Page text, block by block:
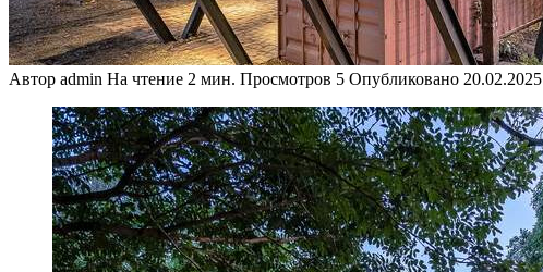
Автор admin На чтение 2 мин. Просмотров 5 Опубликовано 20.02.2025